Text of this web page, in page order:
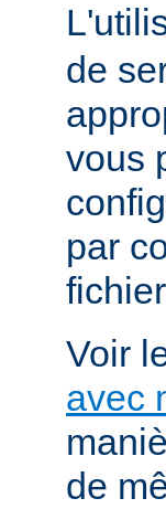
de
vous
par
Voir
avec
de